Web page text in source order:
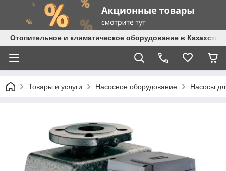
Отопительное и климатическое оборудование в
Товары и услуги Насосное оборудование Насосы